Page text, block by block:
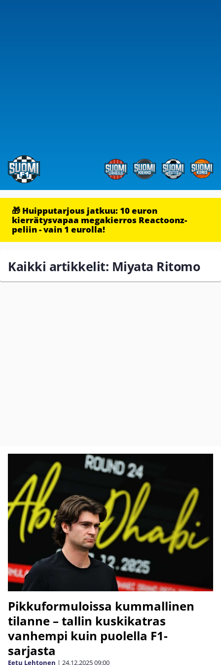
🎁 Huipputarjous jatkuu: 10 euron
kierrätysvapaa megakierros Reactoonz-
peliin - vain 1 eurolla!
Kaikki artikkelit: Miyata Ritomo
Pikkuformuloissa kummallinen
tilanne – tallin kuskikatras
vanhempi kuin puolella F1-
sarjasta
Eetu Lehtonen | 24.12.202509:00